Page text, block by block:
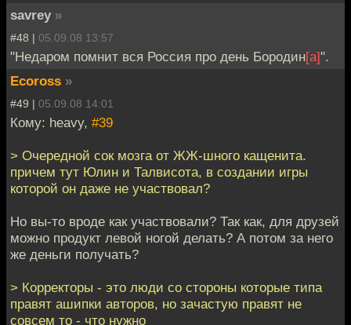
savrey »
#48 | 05.09.08 13:57
"Недаром помнит вся Россия про день Бородин[а]".
Ecoross »
#49 | 05.09.08 14:01
Кому: heavy, #39
> Очередной сок мозга от ЖЖ-шного кащенита.
причем тут Юлин и Талвисота, в создании игры
которой он даже не участвовал?
Но вы-то вроде как участвовали? Так как, для друзей
можно продукт левой ногой делать? А потом за него
же деньги получать?
> Корректоры - это люди со стороны которые типа
правят ашипки авторов, но зачастую правят не
совсем то - что нужно